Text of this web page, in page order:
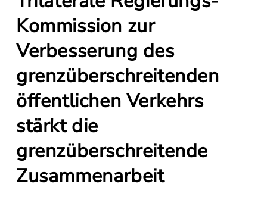
Kommission zur
Verbesserung des
grenzüberschreitenden
öffentlichen Verkehrs
stärkt die
grenzüberschreitende
Zusammenarbeit